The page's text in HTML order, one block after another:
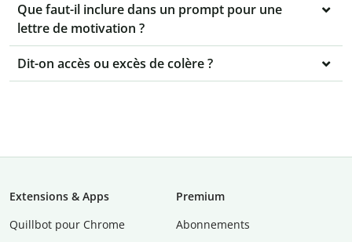
Que faut-il inclure dans un prompt pour une
lettre de motivation ?
Dit-on accès ou excès de colère ?
Extensions & Apps
Quillbot pour Chrome
Premium
Abonnements